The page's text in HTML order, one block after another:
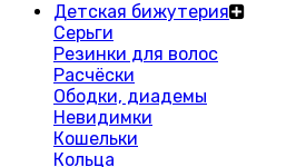
Детская бижутерия
Серьги
Резинки для волос
Расчёски
Ободки, диадемы
Невидимки
Кошельки
Кольца